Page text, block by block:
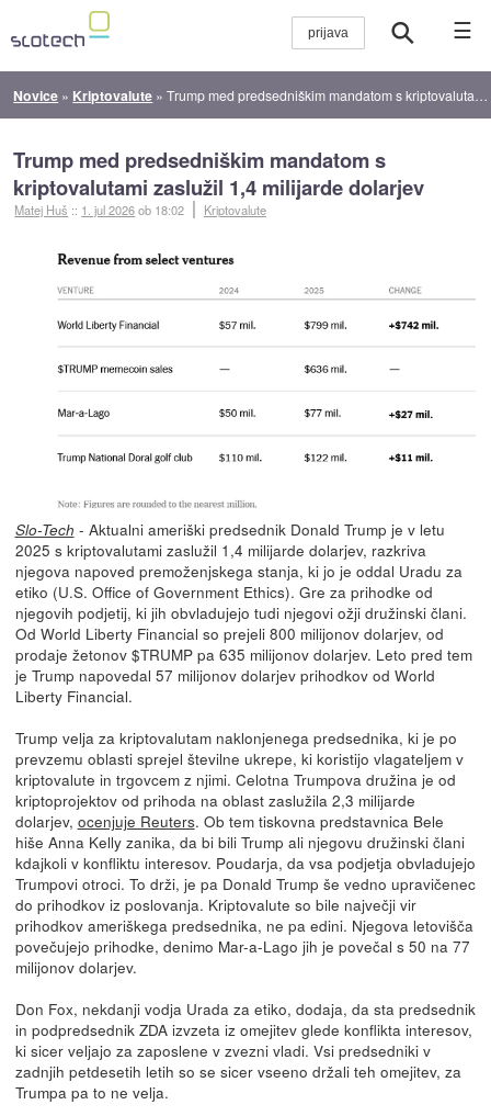
☰
Novice » Kriptovalute »Trump med predsedniškim mandatom s kriptovalutami zaslužil 1,4 milijarde dolarjev
Trump med predsedniškim mandatom s
kriptovalutami zaslužil 1,4 milijarde dolarjev
Matej Huš :: 1. jul 2026ob 18:02 Kriptovalute
Slo-Tech - Aktualni ameriški predsednik Donald Trump je v letu
2025 s kriptovalutami zaslužil 1,4 milijarde dolarjev, razkriva
njegova napoved premoženjskega stanja, ki jo je oddal Uradu za
etiko (U.S. Office of Government Ethics). Gre za prihodke od
njegovih podjetij, ki jih obvladujejo tudi njegovi ožji družinski člani.
Od World Liberty Financial so prejeli 800 milijonov dolarjev, od
prodaje žetonov $TRUMP pa 635 milijonov dolarjev. Leto pred tem
je Trump napovedal 57 milijonov dolarjev prihodkov od World
Liberty Financial.
Trump velja za kriptovalutam naklonjenega predsednika, ki je po
prevzemu oblasti sprejel številne ukrepe, ki koristijo vlagateljem v
kriptovalute in trgovcem z njimi. Celotna Trumpova družina je od
kriptoprojektov od prihoda na oblast zaslužila 2,3 milijarde
dolarjev, ocenjuje Reuters. Ob tem tiskovna predstavnica Bele
hiše Anna Kelly zanika, da bi bili Trump ali njegovu družinski člani
kdajkoli v konfliktu interesov. Poudarja, da vsa podjetja obvladujejo
Trumpovi otroci. To drži, je pa Donald Trump še vedno upravičenec
do prihodkov iz poslovanja. Kriptovalute so bile največji vir
prihodkov ameriškega predsednika, ne pa edini. Njegova letovišča
povečujejo prihodke, denimo Mar-a-Lago jih je povečal s 50 na 77
milijonov dolarjev.
Don Fox, nekdanji vodja Urada za etiko, dodaja, da sta predsednik
in podpredsednik ZDA izvzeta iz omejitev glede konflikta interesov,
ki sicer veljajo za zaposlene v zvezni vladi. Vsi predsedniki v
zadnjih petdesetih letih so se sicer vseeno držali teh omejitev, za
Trumpa pa to ne velja.